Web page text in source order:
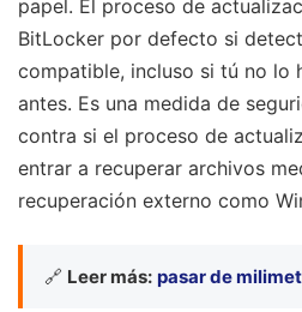
papel. El proceso de
BitLocker por defecto si
compatible, incluso si tú no lo
antes. Es una medida de
contra si el proceso de
entrar a recuperar archivos
recuperación externo como
🔗 Leer más: pasar de